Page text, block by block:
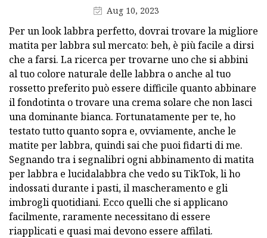
Aug 10, 2023
Per un look labbra perfetto, dovrai trovare la migliore
matita per labbra sul mercato: beh, è ​​più facile a dirsi
che a farsi. La ricerca per trovarne uno che si abbini
al tuo colore naturale delle labbra o anche al tuo
rossetto preferito può essere difficile quanto abbinare
il fondotinta o trovare una crema solare che non lasci
una dominante bianca. Fortunatamente per te, ho
testato tutto quanto sopra e, ovviamente, anche le
matite per labbra, quindi sai che puoi fidarti di me.
Segnando tra i segnalibri ogni abbinamento di matita
per labbra e lucidalabbra che vedo su TikTok, li ho
indossati durante i pasti, il mascheramento e gli
imbrogli quotidiani. Ecco quelli che si applicano
facilmente, raramente necessitano di essere
riapplicati e quasi mai devono essere affilati.